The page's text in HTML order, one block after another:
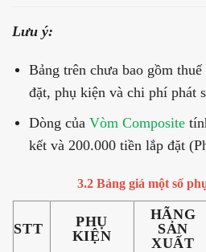
Lưu ý:
Bảng trên chưa bao gồm
đặt, phụ kiện và chi phí phát
Dòng của Vòm Composite
kết và 200.000 tiền lắp đặt
3.2 Bảng giá một số
STT
PHỤ
KIỆN
HÃNG
SẢN
XUẤT